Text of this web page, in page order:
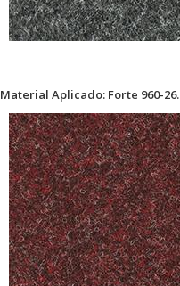
Material Aplicado: Forte 960-26.